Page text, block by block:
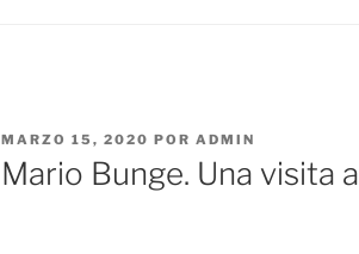
PUBLICADO
EL
MARZO 15, 2020 POR ADMIN
Mario Bunge. Una visita